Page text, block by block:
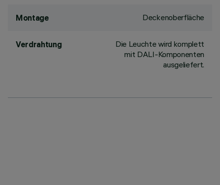
Montage Deckenoberfläche
Verdrahtung
Die Leuchte wird komplett
mit DALI-Komponenten
ausgeliefert.